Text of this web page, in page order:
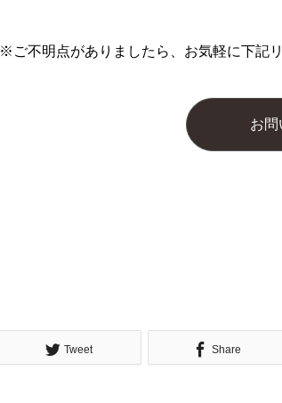
※ご不明点がありましたら、お気軽に下記
お問
Tweet Share